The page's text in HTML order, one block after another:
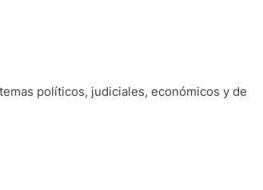
políticos, judiciales, económicos y de